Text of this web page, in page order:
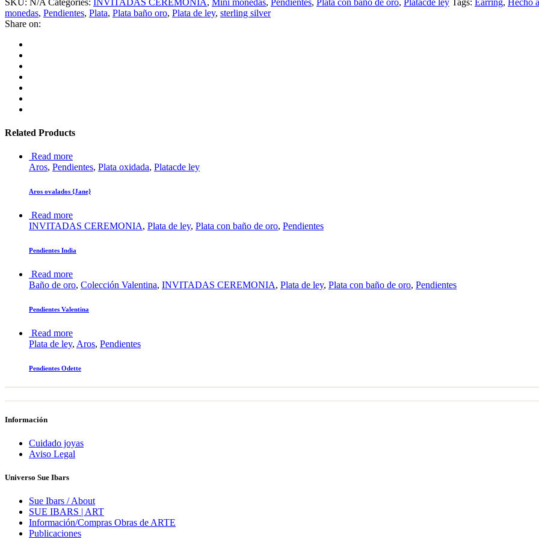
monedas, Pendientes, Plata, Plata baño oro, Plata de ley, sterling silver
Share on:
Related Products
Read more
Aros, Pendientes, Plata oxidada, Platacde ley
Aros ovalados {Jane}
Read more
INVITADAS CEREMONIA, Plata de ley, Plata con baño de oro, Pendientes
Pendientes India
Read more
Baño de oro, Colección Valentina, INVITADAS CEREMONIA, Plata de ley, Plata con baño de oro, Pendientes
Pendientes Valentina
Read more
Plata de ley, Aros, Pendientes
Pendientes Odette
Información
Cuidado joyas
Aviso Legal
Universo Sue Ibars
Sue Ibars / About
SUE IBARS | ART
Información/Compras Obras de ARTE
Publicaciones